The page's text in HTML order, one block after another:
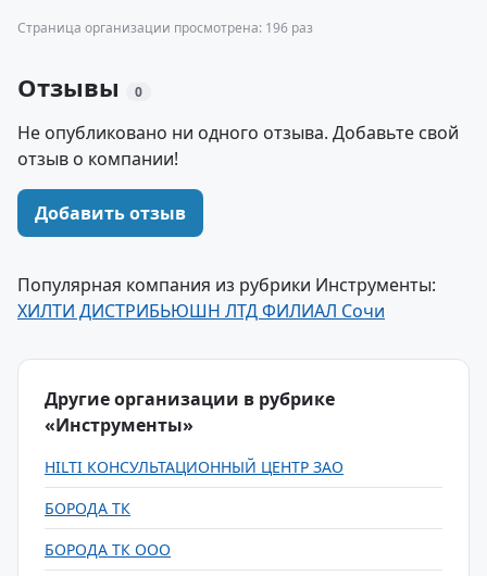
Страница организации просмотрена: 196 раз
Отзывы 0
Не опубликовано ни одного отзыва. Добавьте свой
отзыв о компании!
Добавить отзыв
Популярная компания из рубрики Инструменты:
ХИЛТИ ДИСТРИБЬЮШН ЛТД ФИЛИАЛ Сочи
Другие организации в рубрике
«Инструменты»
HILTI КОНСУЛЬТАЦИОННЫЙ ЦЕНТР ЗАО
БОРОДА ТК
БОРОДА ТК ООО